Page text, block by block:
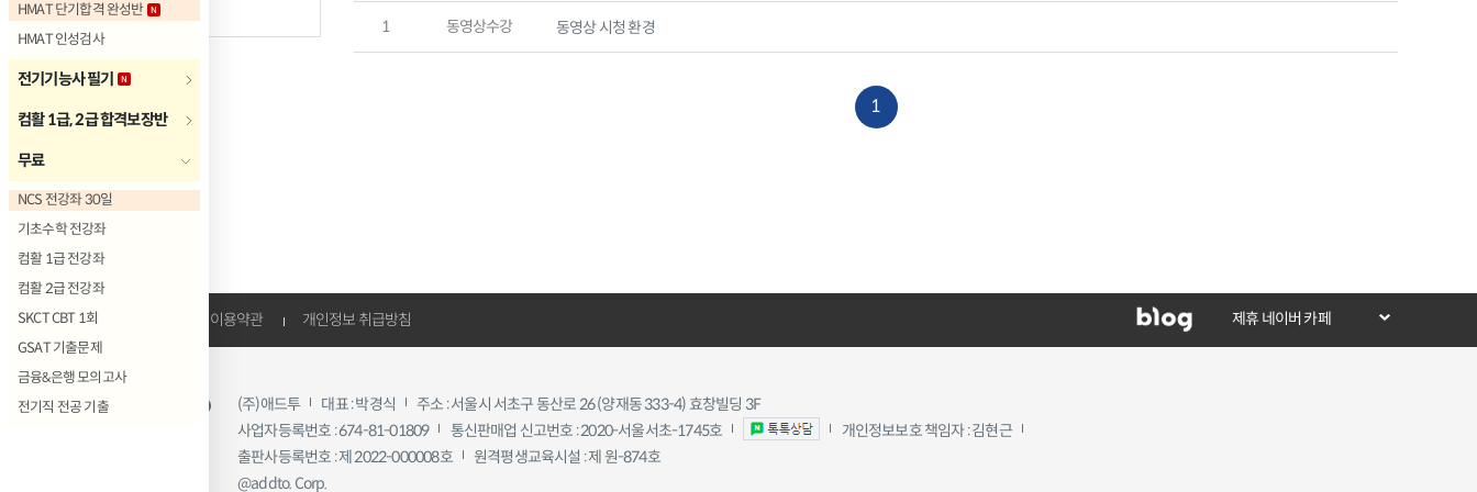
HMAT 단기합격 완성반
HMAT 인성검사
전기기능사 필기
컴활 1급, 2급 합격보장반
무료
NCS 전강좌 30일
기초수학 전강좌
컴활 1급 전강좌
컴활 2급 전강좌
SKCT CBT 1회
GSAT 기출문제
금융&은행 모의고사
전기직 전공 기출
공지사항
1 동영상수강 동영상 시청 환경
1
강사&저자 모집 이용약관 개인정보 취급방침
(주)애드투 대표 : 박경식
주소 : 서울시 서초구 동산로 26 (양재동 333-4) 효창빌딩 3F
사업자등록번호 : 674-81-01809
통신판매업 신고번호 : 2020-서울서초-1745호
개인정보보호 책임자 : 김현근
출판사등록번호 : 제 2022-000008호
원격평생교육시설 : 제 원-874호
@addto. Corp.
제휴 네이버 카페